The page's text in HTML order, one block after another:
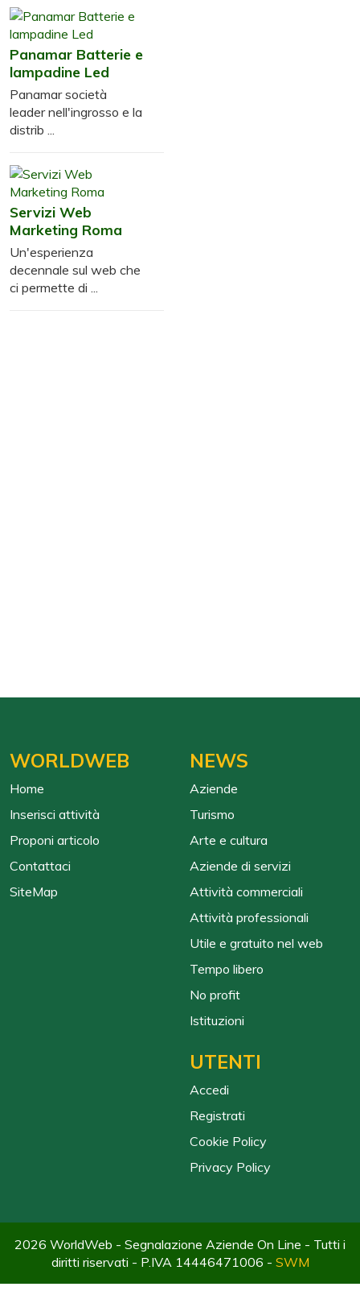
Panamar Batterie e
lampadine Led
Panamar società
leader nell'ingrosso e la
distrib ...
Servizi Web
Marketing Roma
Un'esperienza
decennale sul web che
ci permette di ...
WORLDWEB
Home
Inserisci attività
Proponi articolo
Contattaci
SiteMap
NEWS
Aziende
Turismo
Arte e cultura
Aziende di servizi
Attività commerciali
Attività professionali
Utile e gratuito nel web
Tempo libero
No profit
Istituzioni
UTENTI
Accedi
Registrati
Cookie Policy
Privacy Policy
2026 WorldWeb - Segnalazione Aziende On Line - Tutti i
diritti riservati - P.IVA 14446471006 - SWM